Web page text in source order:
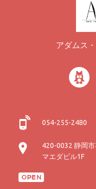
アダムス
054-255-2480
420-0032 静岡
マエダビル1F